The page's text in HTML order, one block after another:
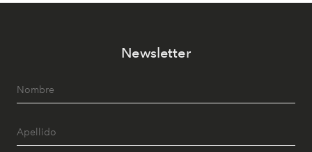
Newsletter